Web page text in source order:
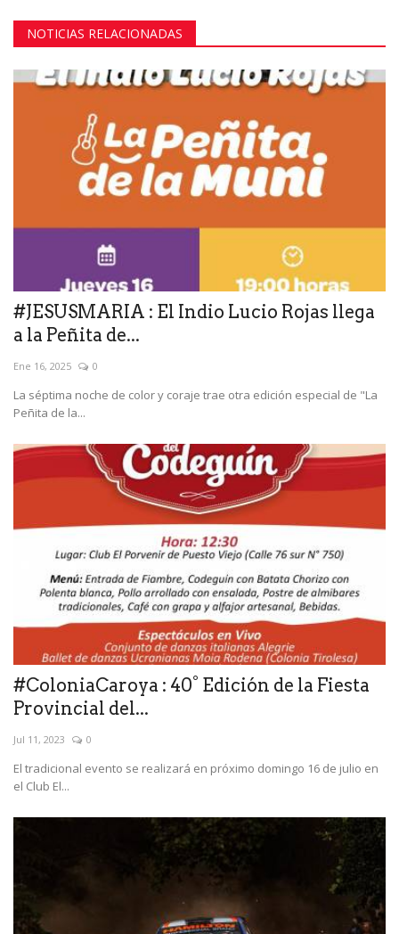
NOTICIAS RELACIONADAS
#JESUSMARIA : El Indio Lucio Rojas llega
a la Peñita de...
Ene 16, 2025 0
La séptima noche de color y coraje trae otra edición especial de "La
Peñita de la...
#ColoniaCaroya : 40° Edición de la Fiesta
Provincial del...
Jul 11, 2023 0
El tradicional evento se realizará en próximo domingo 16 de julio en
el Club El...